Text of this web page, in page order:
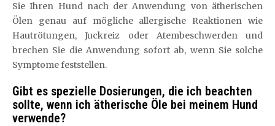
Sie Ihren Hund nach der Anwendung von ätherischen
Ölen genau auf mögliche allergische Reaktionen wie
Hautrötungen, Juckreiz oder Atembeschwerden und
brechen Sie die Anwendung sofort ab, wenn Sie solche
Symptome feststellen.
Gibt es spezielle Dosierungen, die ich beachten
sollte, wenn ich ätherische Öle bei meinem Hund
verwende?